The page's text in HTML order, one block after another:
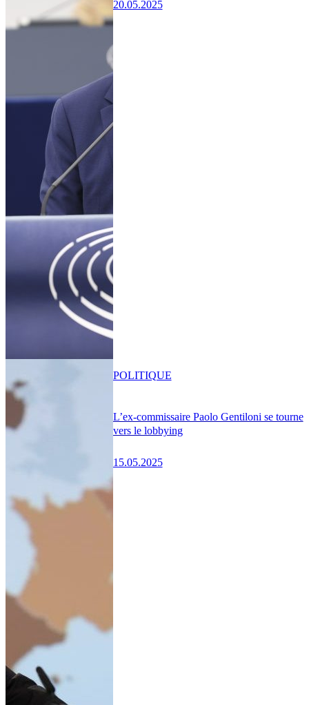
20.05.2025
L’ex-commissaire Paolo Gentiloni se tourne
vers le lobbying
15.05.2025
POLITIQUE